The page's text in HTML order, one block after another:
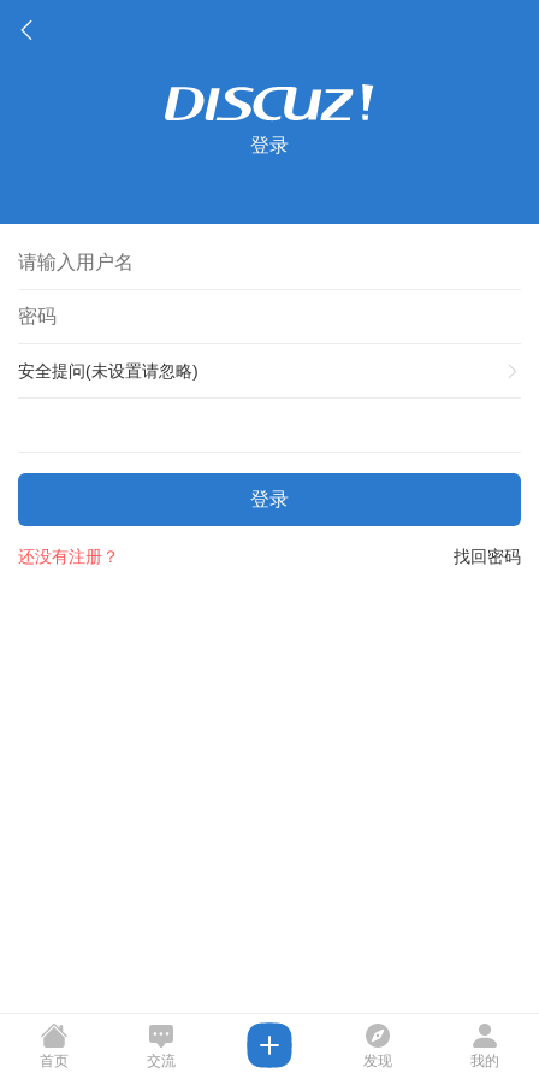
登录
安全提问(未设置请忽略)
登录
找回密码
还没有注册？
首页 交流 发现 我的